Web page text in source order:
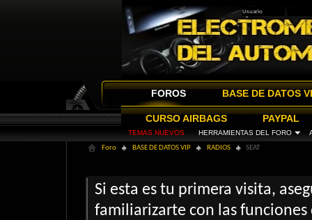
FOROS
TEMAS NUEVOS HERRAMIENTAS DEL FORO
BASE DE DATOS
CURSO AIRBAGS PAYPAL
Foro BASE DE DATOS VIP RADIOS SEAT
Si esta es tu primera visita,
familiarizarte con las funciones